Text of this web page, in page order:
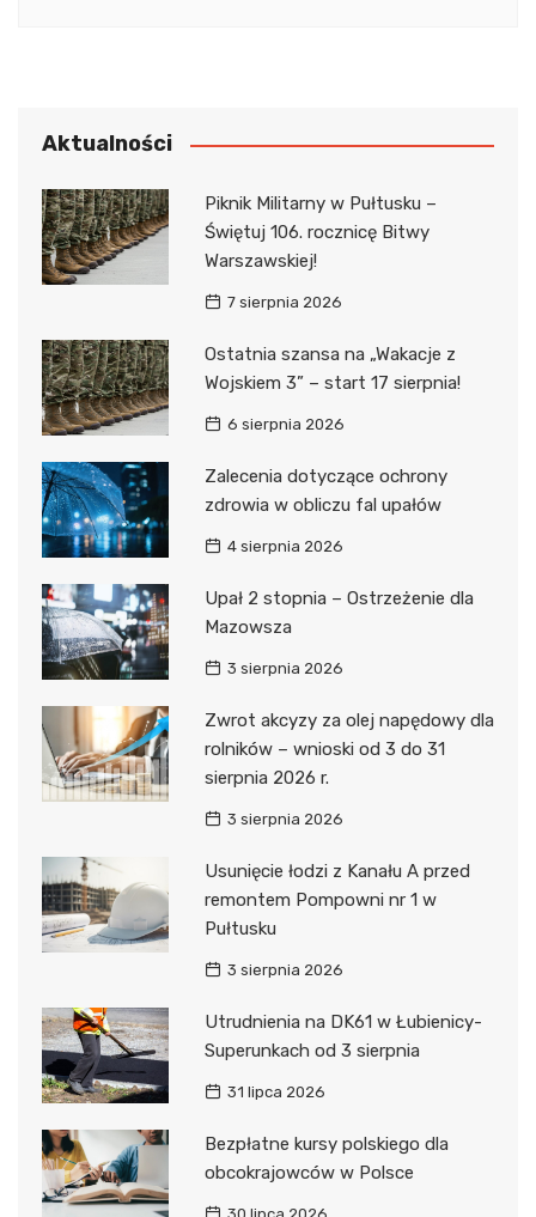
Aktualności
Piknik Militarny w Pułtusku –
Świętuj 106. rocznicę Bitwy
Warszawskiej!
7 sierpnia 2026
Ostatnia szansa na „Wakacje z
Wojskiem 3” – start 17 sierpnia!
6 sierpnia 2026
Zalecenia dotyczące ochrony
zdrowia w obliczu fal upałów
4 sierpnia 2026
Upał 2 stopnia – Ostrzeżenie dla
Mazowsza
3 sierpnia 2026
Zwrot akcyzy za olej napędowy dla
rolników – wnioski od 3 do 31
sierpnia 2026 r.
3 sierpnia 2026
Usunięcie łodzi z Kanału A przed
remontem Pompowni nr 1 w
Pułtusku
3 sierpnia 2026
Utrudnienia na DK61 w Łubienicy-
Superunkach od 3 sierpnia
31 lipca 2026
Bezpłatne kursy polskiego dla
obcokrajowców w Polsce